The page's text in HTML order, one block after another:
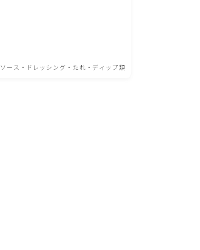
ソース・ドレッシング・たれ・ディップ類